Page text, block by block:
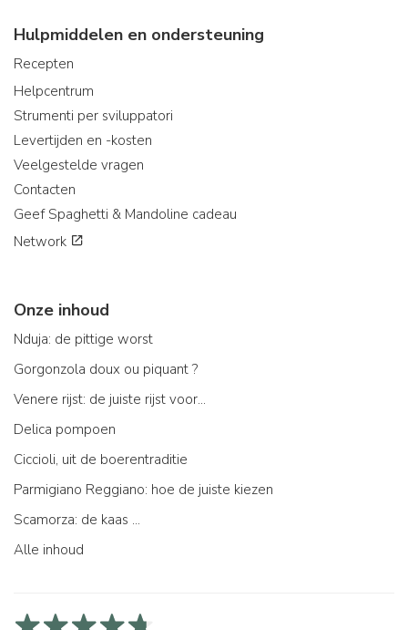
Hulpmiddelen en ondersteuning
Recepten
Helpcentrum
Strumenti per sviluppatori
Levertijden en -kosten
Veelgestelde vragen
Contacten
Geef Spaghetti & Mandoline cadeau
Network
Onze inhoud
Nduja: de pittige worst
Gorgonzola doux ou piquant ?
Venere rijst: de juiste rijst voor...
Delica pompoen
Ciccioli, uit de boerentraditie
Parmigiano Reggiano: hoe de juiste kiezen
Scamorza: de kaas ...
Alle inhoud